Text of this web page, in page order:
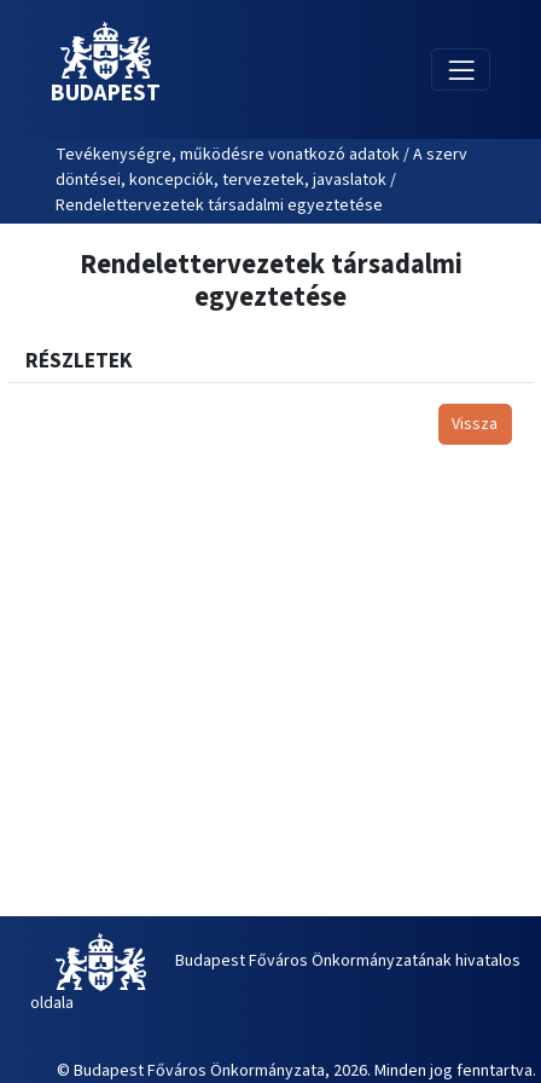
BUDAPEST
Tevékenységre, működésre vonatkozó adatok / A szerv
döntései, koncepciók, tervezetek, javaslatok /
Rendelettervezetek társadalmi egyeztetése
Rendelettervezetek társadalmi
egyeztetése
RÉSZLETEK
Vissza
Budapest Főváros Önkormányzatának hivatalos
oldala
© Budapest Főváros Önkormányzata, 2026. Minden jog fenntartva.